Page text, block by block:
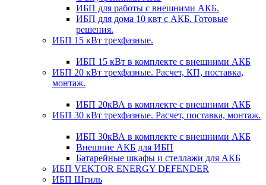
ИБП для работы с внешними АКБ.
ИБП для дома 10 квт с АКБ. Готовые
решения.
ИБП 15 кВт трехфазные.
ИБП 15 кВт в комплекте с внешними АКБ
ИБП 20 кВт трехфазные. Расчет, КП, поставка,
монтаж.
ИБП 20кВА в комплекте с внешними АКБ
ИБП 30 кВт трехфазные. Расчет, поставка, монтаж.
ИБП 30кВА в комплекте с внешними АКБ
Внешние АКБ для ИБП
Батарейные шкафы и стеллажи для АКБ
ИБП VEKTOR ENERGY DEFENDER
ИБП Штиль